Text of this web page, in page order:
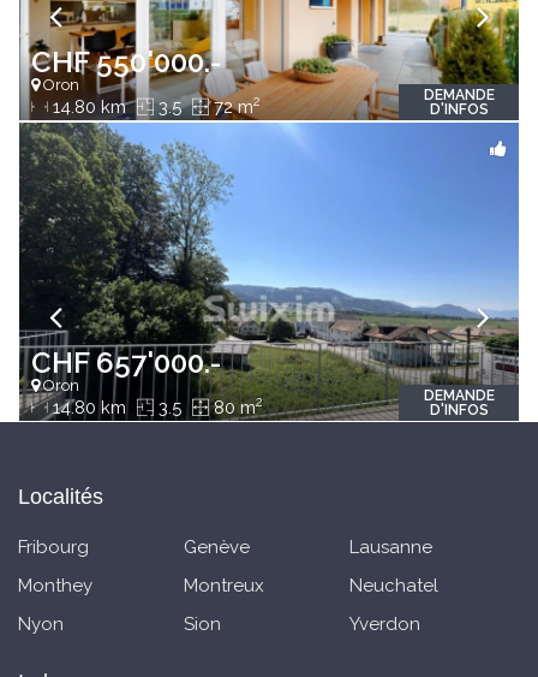
CHF 550'000.-
Oron
14.80 km 3.5 72 m2
DEMANDE
D'INFOS
CHF 657'000.-
Oron
14.80 km 3.5 80 m2
DEMANDE
D'INFOS
Localités
Fribourg Genève
Lausanne
Monthey
Montreux
Neuchatel
Nyon
Sion Yverdon